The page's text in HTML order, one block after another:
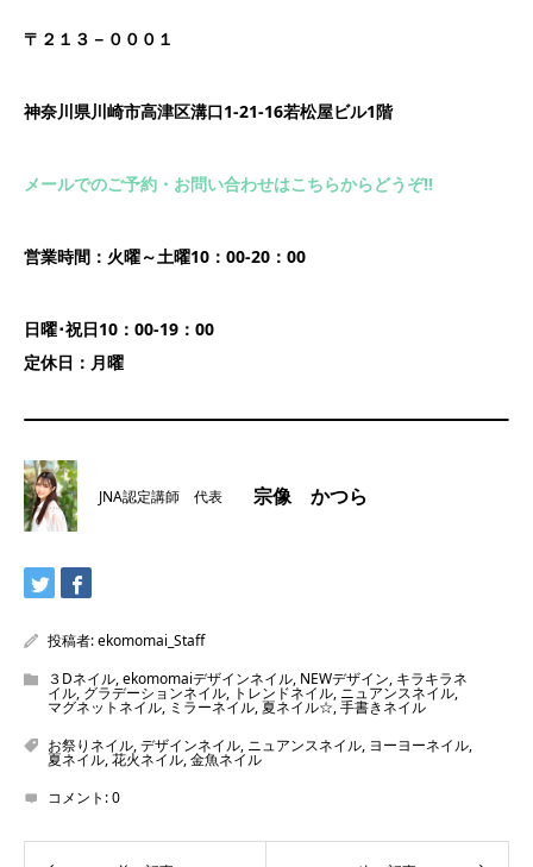
〒２１３－０００１
神奈川県川崎市高津区溝口1-21-16若松屋ビル1階
メールでのご予約・お問い合わせはこちらからどうぞ!!
営業時間：火曜～土曜10：00-20：00
日曜･祝日10：00-19：00
定休日：月曜
JNA認定講師 代表 宗像 かつら
投稿者:ekomomai_Staff
３Dネイル,ekomomaiデザインネイル, NEWデザイン, キラキラネ
イル,グラデーションネイル, トレンドネイル, ニュアンスネイル,
マグネットネイル, ミラーネイル,夏ネイル☆,手書きネイル
お祭りネイル,デザインネイル, ニュアンスネイル, ヨーヨーネイル,
夏ネイル,花火ネイル,金魚ネイル
コメント:0